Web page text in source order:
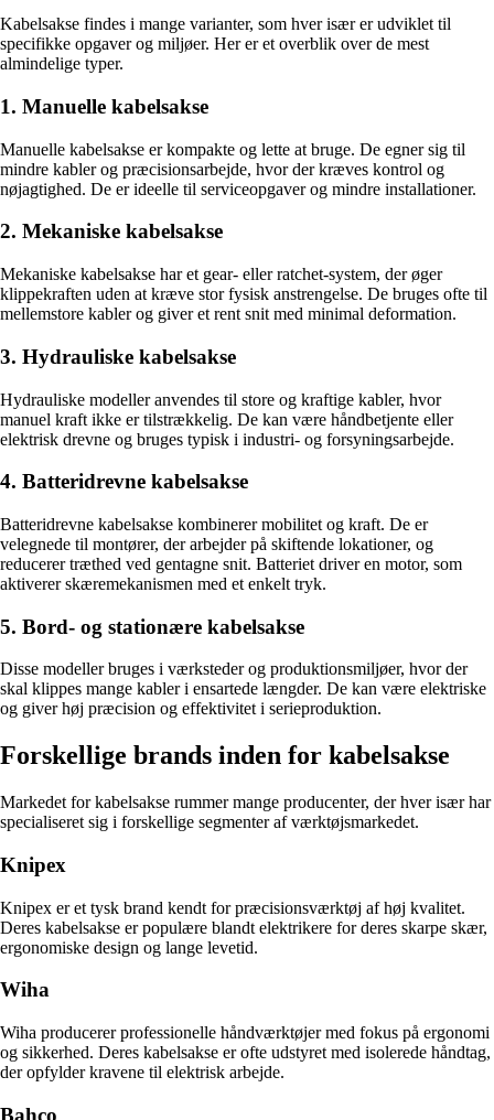
Kabelsakse findes i mange varianter, som hver især er udviklet til
specifikke opgaver og miljøer. Her er et overblik over de mest
almindelige typer.
1. Manuelle kabelsakse
Manuelle kabelsakse er kompakte og lette at bruge. De egner sig til
mindre kabler og præcisionsarbejde, hvor der kræves kontrol og
nøjagtighed. De er ideelle til serviceopgaver og mindre installationer.
2. Mekaniske kabelsakse
Mekaniske kabelsakse har et gear- eller ratchet-system, der øger
klippekraften uden at kræve stor fysisk anstrengelse. De bruges ofte til
mellemstore kabler og giver et rent snit med minimal deformation.
3. Hydrauliske kabelsakse
Hydrauliske modeller anvendes til store og kraftige kabler, hvor
manuel kraft ikke er tilstrækkelig. De kan være håndbetjente eller
elektrisk drevne og bruges typisk i industri- og forsyningsarbejde.
4. Batteridrevne kabelsakse
Batteridrevne kabelsakse kombinerer mobilitet og kraft. De er
velegnede til montører, der arbejder på skiftende lokationer, og
reducerer træthed ved gentagne snit. Batteriet driver en motor, som
aktiverer skæremekanismen med et enkelt tryk.
5. Bord- og stationære kabelsakse
Disse modeller bruges i værksteder og produktionsmiljøer, hvor der
skal klippes mange kabler i ensartede længder. De kan være elektriske
og giver høj præcision og effektivitet i serieproduktion.
Forskellige brands inden for kabelsakse
Markedet for kabelsakse rummer mange producenter, der hver især har
specialiseret sig i forskellige segmenter af værktøjsmarkedet.
Knipex
Knipex er et tysk brand kendt for præcisionsværktøj af høj kvalitet.
Deres kabelsakse er populære blandt elektrikere for deres skarpe skær,
ergonomiske design og lange levetid.
Wiha
Wiha producerer professionelle håndværktøjer med fokus på ergonomi
og sikkerhed. Deres kabelsakse er ofte udstyret med isolerede håndtag,
der opfylder kravene til elektrisk arbejde.
Bahco